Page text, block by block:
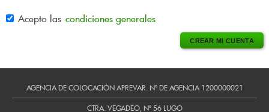
Acepto las condiciones generales
AGENCIA DE COLOCACIÓN APREVAR. Nº DE AGENCIA 1200000021
CTRA. VEGADEO, Nº 56 LUGO